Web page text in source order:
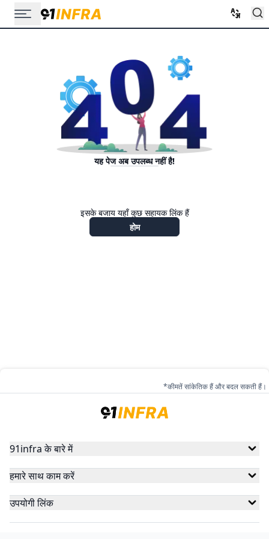
यह पेज अब उपलब्ध नहीं है!
इसके बजाय यहाँ कुछ सहायक लिंक हैं
होम
*कीमतें सांकेतिक हैं और बदल सकती हैं।
91infra के बारे में
हमारे साथ काम करें
उपयोगी लिंक